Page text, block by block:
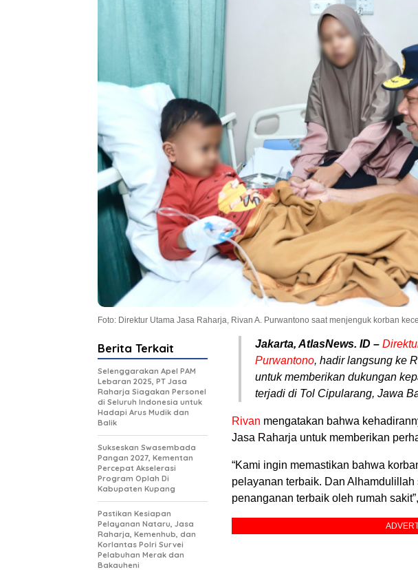
Foto: Direktur Utama Jasa Raharja, Rivan A. Purwantono saat menjenguk korban
Jakarta, AtlasNews. ID –
Purwantono, hadir langsung ke
untuk memberikan dukungan
terjadi di Tol Cipularang, Jawa
Rivan mengatakan bahwa
Jasa Raharja untuk memberikan
“Kami ingin memastikan bahwa
pelayanan terbaik. Dan
penanganan terbaik oleh rumah
Berita Terkait
Selenggarakan Apel PAM
Lebaran 2025, PT Jasa
Raharja Siagakan Personel
di Seluruh Indonesia untuk
Hadapi Arus Mudik dan
Balik
Sukseskan Swasembada
Pangan 2027, Kementan
Percepat Akselerasi
Program Oplah Di
Kabupaten Kupang
Pastikan Kesiapan
Pelayanan Nataru, Jasa
Raharja, Kemenhub, dan
Korlantas Polri Survei
Pelabuhan Merak dan
Bakauheni